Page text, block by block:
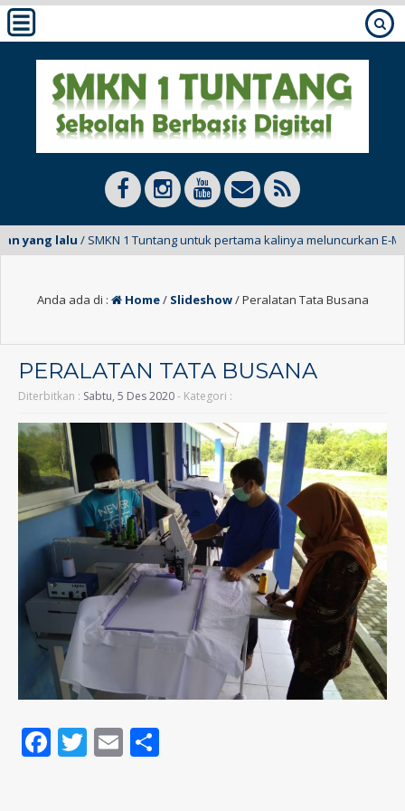
yang lalu/ SMKN 1 Tuntang untuk pertama kalinya meluncurkan E-
Anda ada di : Home/ Slideshow/Peralatan Tata Busana
PERALATAN TATA BUSANA
Diterbitkan : Sabtu, 5 Des 2020- Kategori :
Facebook
Twitter
Email